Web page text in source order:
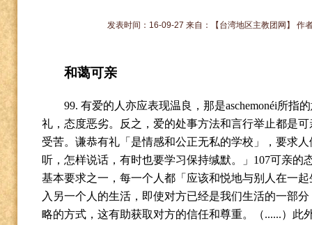
发表时间： 16-09-27 来自： 【台湾地区主教团网】 作
和蔼可亲
99.有爱的人亦应表现温良，那是aschemonéi所指
礼，态度恶劣。反之，爱的处事方法和言行举止都是
受苦。谦恭有礼「是情感和公正无私的学校」，要求
听，怎样说话，有时也要学习保持缄默。」 107可亲的
基本要求之一，每一个人都「应该和悦地与别人在一
入另一个人的生活，即使对方已经是我们生活的一部
略的方式，这有助获取对方的信任和尊重。（......）此